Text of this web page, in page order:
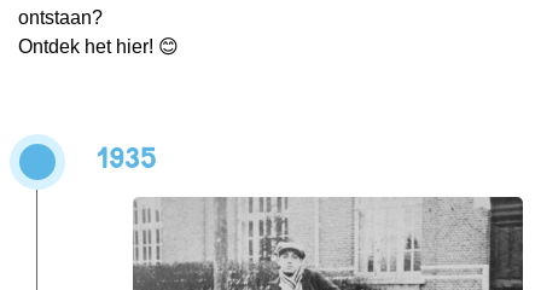
ontstaan?
Ontdek het hier! 😊
1935